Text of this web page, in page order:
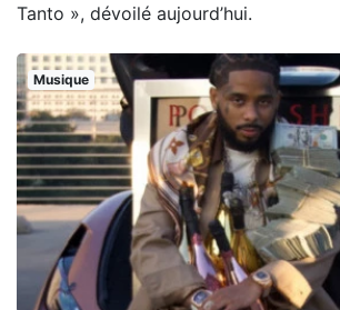
Tanto », dévoilé aujourd’hui.
Musique